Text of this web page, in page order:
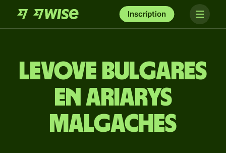
Inscription
Levove bulgares
en ariarys
malgaches